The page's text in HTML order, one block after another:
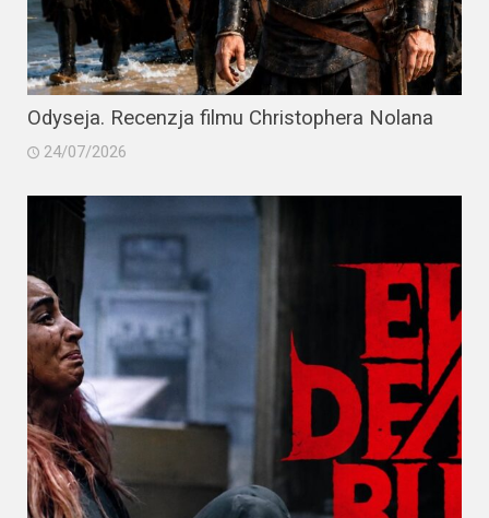
Odyseja. Recenzja filmu Christophera Nolana
24/07/2026